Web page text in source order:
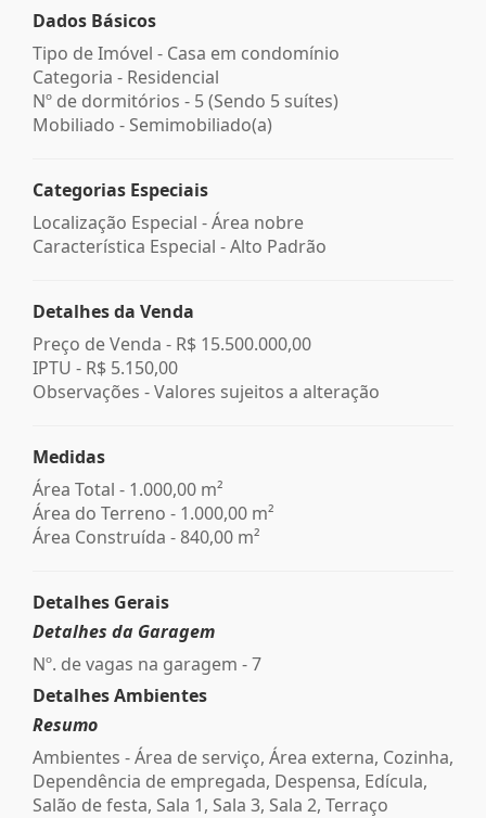
Dados Básicos
Tipo de Imóvel - Casa em condomínio
Categoria - Residencial
Nº de dormitórios - 5 (Sendo 5 suítes)
Mobiliado - Semimobiliado(a)
Categorias Especiais
Localização Especial - Área nobre
Característica Especial - Alto Padrão
Detalhes da Venda
Preço de Venda - R$ 15.500.000,00
IPTU - R$ 5.150,00
Observações - Valores sujeitos a alteração
Medidas
Área Total - 1.000,00 m²
Área do Terreno - 1.000,00 m²
Área Construída - 840,00 m²
Detalhes Gerais
Detalhes da Garagem
Nº. de vagas na garagem - 7
Detalhes Ambientes
Resumo
Ambientes - Área de serviço, Área externa, Cozinha,
Dependência de empregada, Despensa, Edícula,
Salão de festa, Sala 1, Sala 3, Sala 2, Terraço